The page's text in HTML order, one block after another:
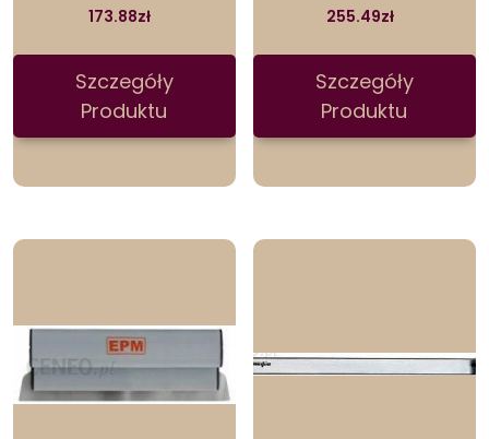
173.88zł
Szczegóły
Produktu
255.49zł
Szczegóły
Produktu